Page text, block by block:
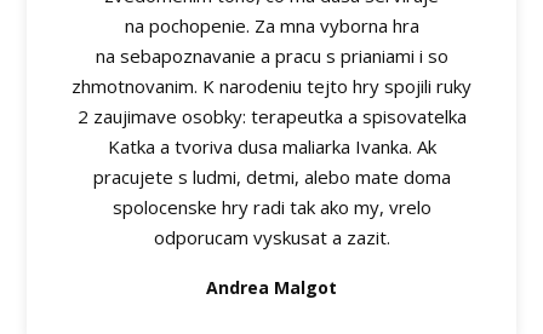
na pochopenie. Za mna vyborna hra
na sebapoznavanie a pracu s prianiami i so
zhmotnovanim. K narodeniu tejto hry spojili ruky
2 zaujimave osobky: terapeutka a spisovatelka
Katka a tvoriva dusa maliarka Ivanka. Ak
pracujete s ludmi, detmi, alebo mate doma
spolocenske hry radi tak ako my, vrelo
odporucam vyskusat a zazit.
Andrea Malgot